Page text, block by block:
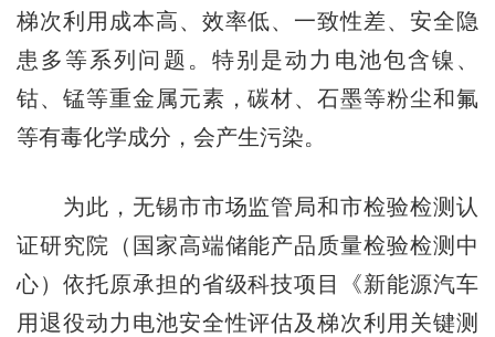
梯次利用成本高、效率低、一致性差、安全隐
患多等系列问题。特别是动力电池包含镍、
钴、锰等重金属元素，碳材、石墨等粉尘和氟
等有毒化学成分，会产生污染。
为此，无锡市市场监管局和市检验检测认
证研究院（国家高端储能产品质量检验检测中
心）依托原承担的省级科技项目《新能源汽车
用退役动力电池安全性评估及梯次利用关键测